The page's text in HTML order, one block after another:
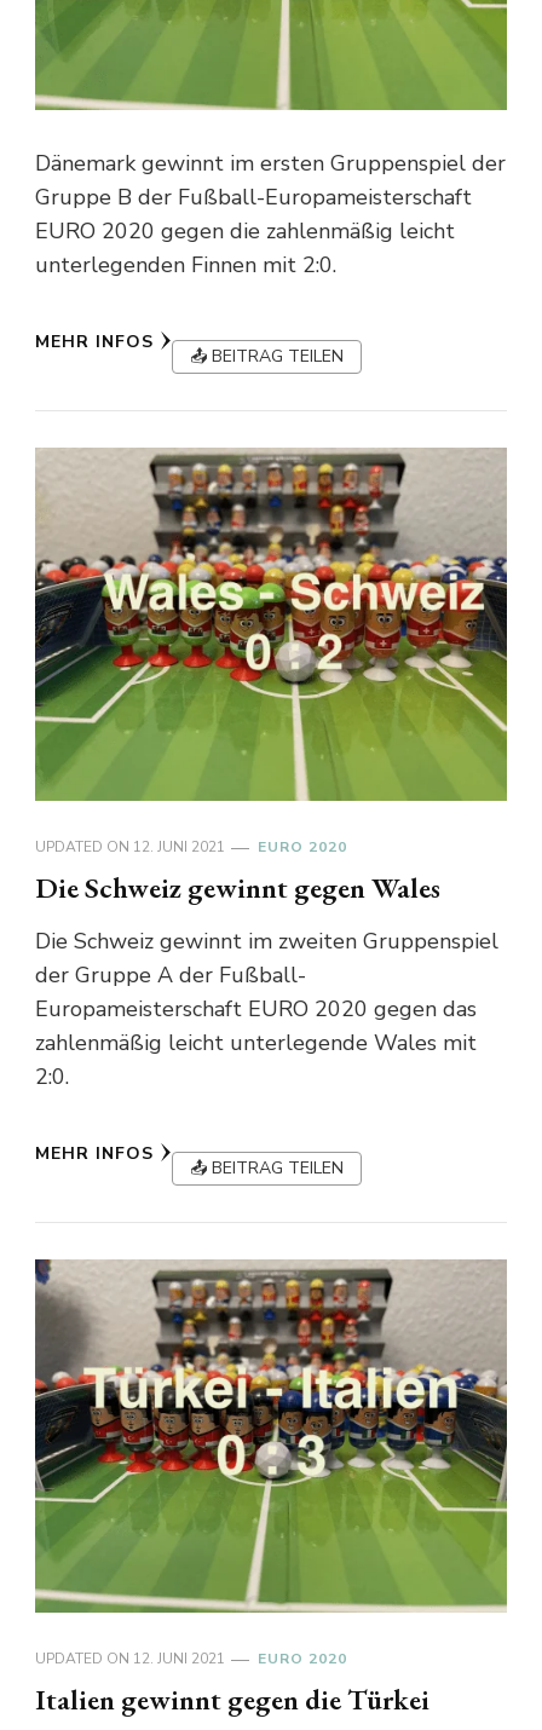
Dänemark gewinnt im ersten Gruppenspiel der
Gruppe B der Fußball-Europameisterschaft
EURO 2020 gegen die zahlenmäßig leicht
unterlegenden Finnen mit 2:0.
MEHR INFOS
📤 BEITRAG TEILEN
UPDATED ON 12. JUNI 2021 EURO 2020
Die Schweiz gewinnt gegen Wales
Die Schweiz gewinnt im zweiten Gruppenspiel
der Gruppe A der Fußball-
Europameisterschaft EURO 2020 gegen das
zahlenmäßig leicht unterlegende Wales mit
2:0.
MEHR INFOS
📤 BEITRAG TEILEN
UPDATED ON 12. JUNI 2021 EURO 2020
Italien gewinnt gegen die Türkei